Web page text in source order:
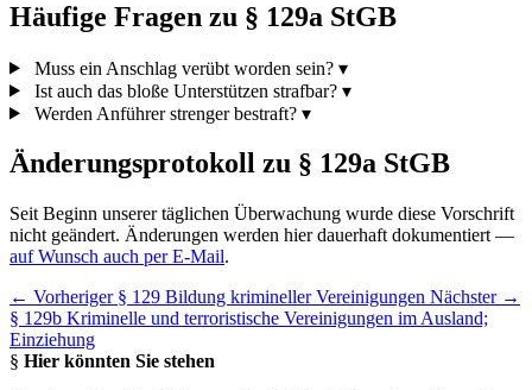
Häufige Fragen zu § 129a StGB
Muss ein Anschlag verübt worden sein? ▾
Ist auch das bloße Unterstützen strafbar? ▾
Werden Anführer strenger bestraft? ▾
Änderungsprotokoll zu § 129a StGB
Seit Beginn unserer täglichen Überwachung wurde diese Vorschrift
nicht geändert. Änderungen werden hier dauerhaft dokumentiert —
auf Wunsch auch per E-Mail.
← Vorheriger § 129 Bildung krimineller Vereinigungen Nächster →
§ 129b Kriminelle und terroristische Vereinigungen im Ausland;
Einziehung
§ Hier könnten Sie stehen